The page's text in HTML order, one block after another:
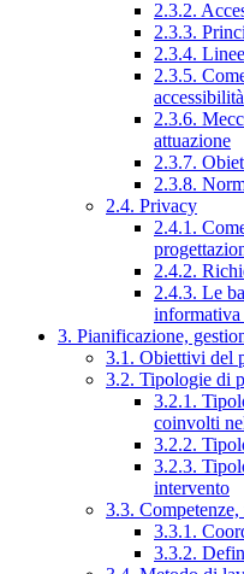
2.3.2.
2.3.3.
2.3.4.
2.3.5.
accessibilità
2.3.6.
attuazione
2.3.7.
2.3.8.
2.4. Privacy
2.4.1.
2.4.2.
2.4.3. Le
3. Pianificazione,
3.1. Obiettivi del
3.2. Tipologie di
3.2.1.
coinvolti
3.2.2.
3.2.3.
intervento
3.3.
3.3.1.
3.3.2.